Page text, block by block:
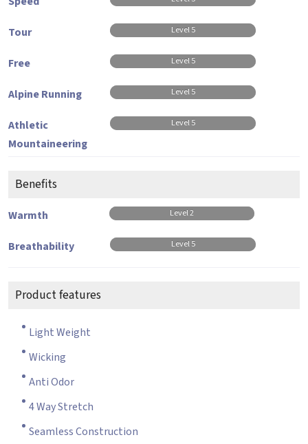
Tour Level 5
Free Level 5
Alpine Running Level 5
Athletic
Mountaineering
Level 5
Benefits
Warmth Level 2
Breathability Level 5
Product features
Light Weight
Wicking
Anti Odor
4 Way Stretch
Seamless Construction